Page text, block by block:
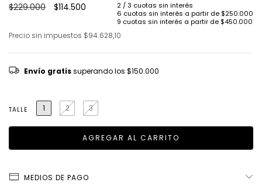
$229.000 $114.500
Precio sin impuestos $94.628,10
Envío gratis superando los $150.000
TALLE 1 2 3
MEDIOS DE PAGO